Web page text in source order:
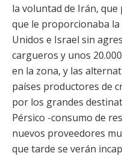
la voluntad de Irán,
que le proporcionaba
Unidos e Israel sin
cargueros y unos
en la zona, y las
países productores de
por los grandes
Pérsico -consumo de
nuevos proveedores
que tarde se verán